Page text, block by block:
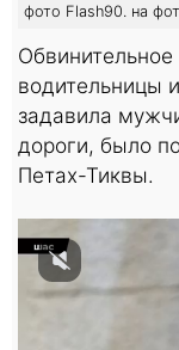
фото Flash90. на
водительницы
задавила
дороги, было
Петах-Тиквы.